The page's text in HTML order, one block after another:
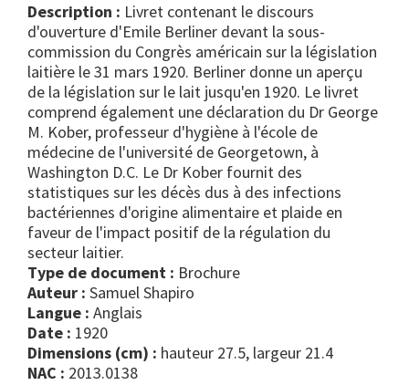
Description : Livret contenant le discours
d'ouverture d'Emile Berliner devant la sous-
commission du Congrès américain sur la législation
laitière le 31 mars 1920. Berliner donne un aperçu
de la législation sur le lait jusqu'en 1920. Le livret
comprend également une déclaration du Dr George
M. Kober, professeur d'hygiène à l'école de
médecine de l'université de Georgetown, à
Washington D.C. Le Dr Kober fournit des
statistiques sur les décès dus à des infections
bactériennes d'origine alimentaire et plaide en
faveur de l'impact positif de la régulation du
secteur laitier.
Type de document :
brochure
Auteur : Samuel Shapiro
Langue : Anglais
Date : 1920
Dimensions (cm) : hauteur 27.5, largeur 21.4
NAC : 2013.0138